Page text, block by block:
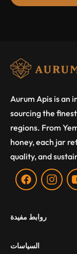
Aurum Apis is an
sourcing the
regions. From
honey, each jar
quality, and
Fb Ins
روابط مفيدة
السياسات